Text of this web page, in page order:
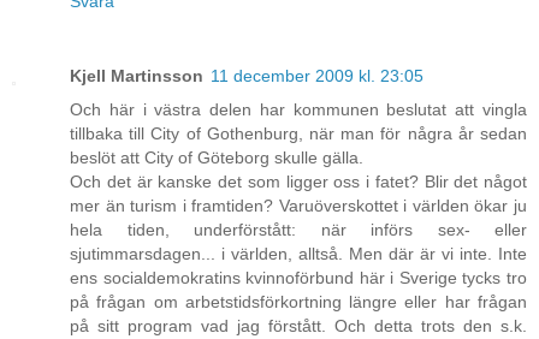
Kjell Martinsson 11 december 2009 kl. 23:05
Och här i västra delen har kommunen beslutat att vingla
tillbaka till City of Gothenburg, när man för några år sedan
beslöt att City of Göteborg skulle gälla.
Och det är kanske det som ligger oss i fatet? Blir det något
mer än turism i framtiden? Varuöverskottet i världen ökar ju
hela tiden, underförstått: när införs sex- eller
sjutimmarsdagen... i världen, alltså. Men där är vi inte. Inte
ens socialdemokratins kvinnoförbund här i Sverige tycks tro
på frågan om arbetstidsförkortning längre eller har frågan
på sitt program vad jag förstått. Och detta trots den s.k.